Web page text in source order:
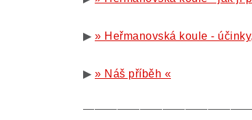
▶ » Heřmanovská koule -
▶ » Náš příběh «